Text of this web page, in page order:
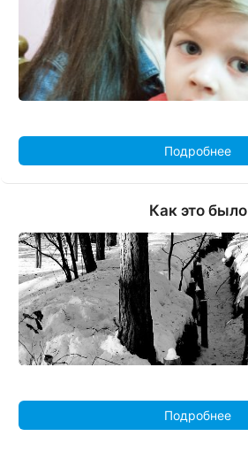
Подробнее
Как это было
Подробнее